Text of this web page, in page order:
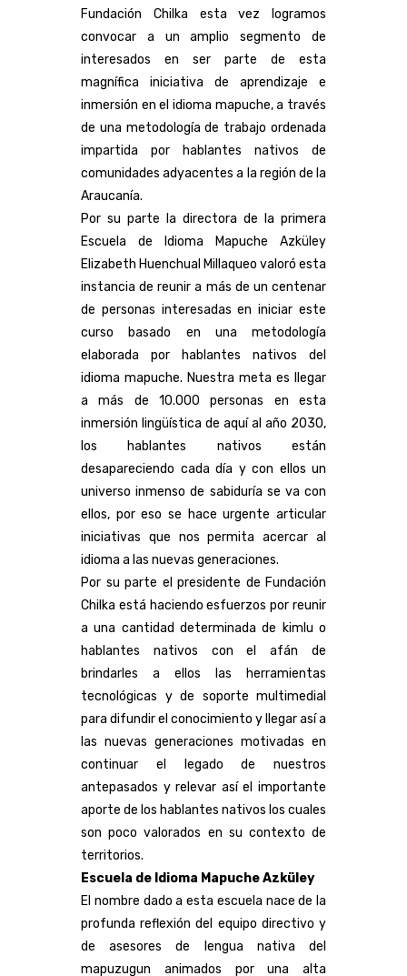
Fundación Chilka esta vez logramos
convocar a un amplio segmento de
interesados en ser parte de esta
magnífica iniciativa de aprendizaje e
inmersión en el idioma mapuche, a través
de una metodología de trabajo ordenada
impartida por hablantes nativos de
comunidades adyacentes a la región de la
Araucanía.
Por su parte la directora de la primera
Escuela de Idioma Mapuche Azküley
Elizabeth Huenchual Millaqueo valoró esta
instancia de reunir a más de un centenar
de personas interesadas en iniciar este
curso basado en una metodología
elaborada por hablantes nativos del
idioma mapuche. Nuestra meta es llegar
a más de 10.000 personas en esta
inmersión lingüística de aquí al año 2030,
los hablantes nativos están
desapareciendo cada día y con ellos un
universo inmenso de sabiduría se va con
ellos, por eso se hace urgente articular
iniciativas que nos permita acercar al
idioma a las nuevas generaciones.
Por su parte el presidente de Fundación
Chilka está haciendo esfuerzos por reunir
a una cantidad determinada de kimlu o
hablantes nativos con el afán de
brindarles a ellos las herramientas
tecnológicas y de soporte multimedial
para difundir el conocimiento y llegar así a
las nuevas generaciones motivadas en
continuar el legado de nuestros
antepasados y relevar así el importante
aporte de los hablantes nativos los cuales
son poco valorados en su contexto de
territorios.
Escuela de Idioma Mapuche Azküley
El nombre dado a esta escuela nace de la
profunda reflexión del equipo directivo y
de asesores de lengua nativa del
mapuzugun animados por una alta